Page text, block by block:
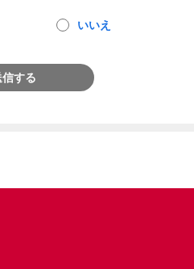
いいえ
信する